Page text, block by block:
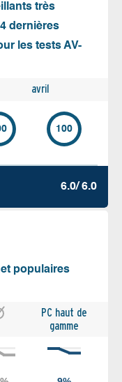
très
dernières
les tests AV-
avril
100
6.0/ 6.0
populaires
PC haut de
gamme